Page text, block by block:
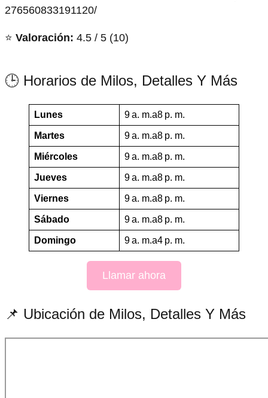
276560833191120/
⭐ Valoración: 4.5 / 5 (10)
🕒 Horarios de Milos, Detalles Y Más
Lunes 9 a. m.a8 p. m.
Martes 9 a. m.a8 p. m.
Miércoles 9 a. m.a8 p. m.
Jueves 9 a. m.a8 p. m.
Viernes 9 a. m.a8 p. m.
Sábado 9 a. m.a8 p. m.
Domingo 9 a. m.a4 p. m.
Llamar ahora
📌 Ubicación de Milos, Detalles Y Más